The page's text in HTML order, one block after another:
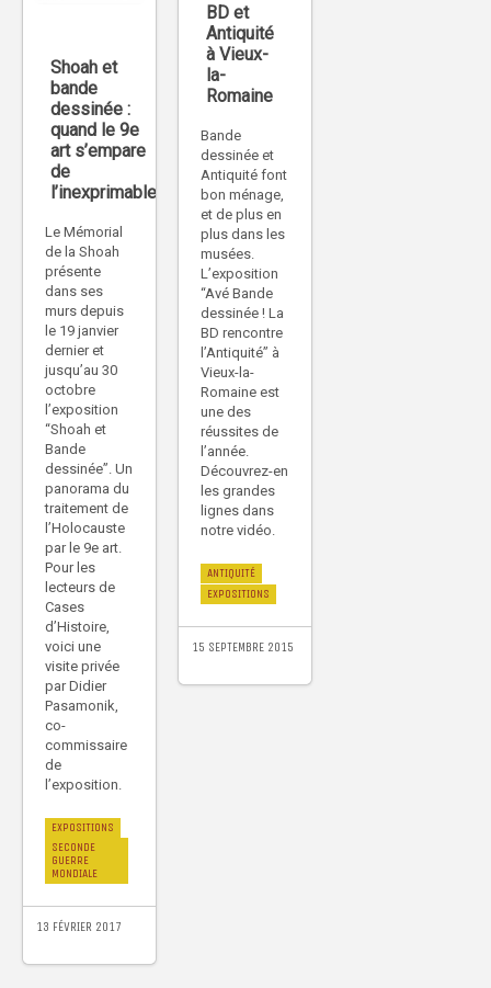
Shoah et
bande
dessinée :
quand le 9e
art s’empare
de
l’inexprimable
Le Mémorial
de la Shoah
présente
dans ses
murs depuis
le 19 janvier
dernier et
jusqu’au 30
octobre
l’exposition
“Shoah et
Bande
dessinée”. Un
panorama du
traitement de
l’Holocauste
par le 9e art.
Pour les
lecteurs de
Cases
d’Histoire,
voici une
visite privée
par Didier
Pasamonik,
co-
commissaire
de
l’exposition.
EXPOSITIONS
SECONDE
GUERRE
MONDIALE
13 FÉVRIER 2017
BD et
Antiquité
à Vieux-
la-
Romaine
Bande
dessinée et
Antiquité font
bon ménage,
et de plus en
plus dans les
musées.
L’exposition
“Avé Bande
dessinée ! La
BD rencontre
l’Antiquité” à
Vieux-la-
Romaine est
une des
réussites de
l’année.
Découvrez-en
les grandes
lignes dans
notre vidéo.
ANTIQUITÉ
EXPOSITIONS
15 SEPTEMBRE 2015